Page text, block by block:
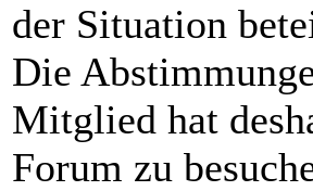
der Situation
Die
Mitglied hat
Forum zu